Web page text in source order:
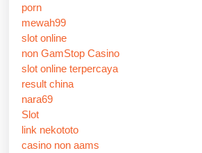
porn
mewah99
slot online
non GamStop Casino
slot online terpercaya
result china
nara69
Slot
link nekototo
casino non aams